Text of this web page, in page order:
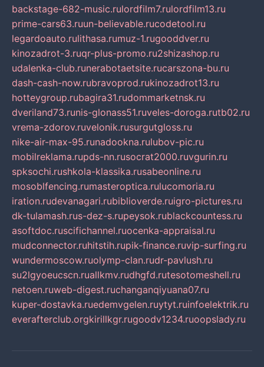
backstage-682-music.rulordfilm7.rulordfilm13.ru
prime-cars63.ruun-believable.rucodetool.ru
legardoauto.rulithasa.rumuz-1.rugooddver.ru
kinozadrot-3.ruqr-plus-promo.ru2shizashop.ru
udalenka-club.runerabotaetsite.rucarszona-bu.ru
dash-cash-now.rubravoprod.rukinozadrot13.ru
hotteygroup.rubagira31.rudommarketnsk.ru
dveriland73.runis-glonass51.ruveles-doroga.rutb02.ru
vrema-zdorov.ruvelonik.rusurgutgloss.ru
nike-air-max-95.runadookna.rulubov-pic.ru
mobilreklama.rupds-nn.rusocrat2000.ruvgurin.ru
spksochi.rushkola-klassika.rusabeonline.ru
mosoblfencing.rumasteroptica.rulucomoria.ru
iration.rudevanagari.rubiblioverde.ruigro-pictures.ru
dk-tulamash.rus-dez-s.rupeysok.rublackcountess.ru
asoftdoc.ruscifichannel.ruocenka-appraisal.ru
mudconnector.ruhitstih.rupik-finance.ruvip-surfing.ru
wundermoscow.ruolymp-clan.rudr-pavlush.ru
su2lgyoeucscn.ruallkmv.rudhgfd.rutesotomeshell.ru
netoen.ruweb-digest.ruchanganqiyuana07.ru
kuper-dostavka.ruedemvgelen.ruytyt.ruinfoelektrik.ru
everafterclub.orgkirillkgr.rugoodv1234.ruoopslady.ru